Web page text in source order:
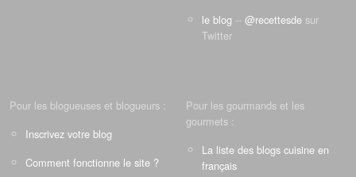
le blog -- @recettesde sur
Twitter
Pour les blogueuses et blogueurs :
Inscrivez votre blog
Comment fonctionne le site ?
Pour les gourmands et les
gourmets :
La liste des blogs cuisine en
français